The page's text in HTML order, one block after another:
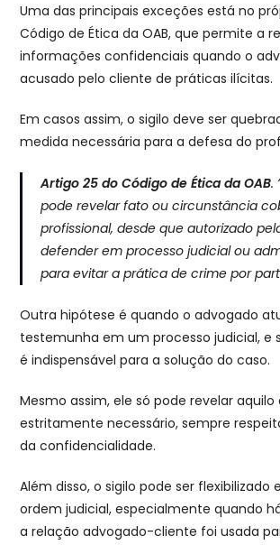
Uma das principais exceções está no
Código de Ética da OAB, que permite a
informações confidenciais quando o
acusado pelo cliente de práticas ilícitas.
Em casos assim, o sigilo deve ser
medida necessária para a defesa do
Artigo 25 do Código de Ética da OAB.
pode revelar fato ou circunstância
profissional, desde que autorizado
defender em processo judicial ou
para evitar a prática de crime por
Outra hipótese é quando o advogado
testemunha em um processo judicial, e
é indispensável para a solução do caso.
Mesmo assim, ele só pode revelar
estritamente necessário, sempre
da confidencialidade.
Além disso, o sigilo pode ser flexibilizado
ordem judicial, especialmente quando
a relação advogado-cliente foi usada